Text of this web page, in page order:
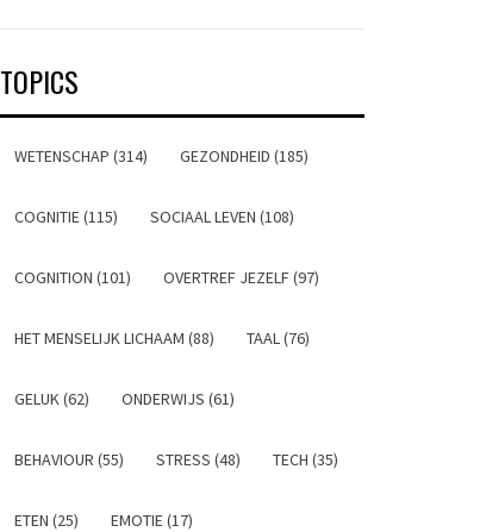
TOPICS
WETENSCHAP (314) GEZONDHEID (185)
COGNITIE (115) SOCIAAL LEVEN (108)
COGNITION (101) OVERTREF JEZELF (97)
HET MENSELIJK LICHAAM (88) TAAL (76)
GELUK (62) ONDERWIJS (61)
BEHAVIOUR (55) STRESS (48) TECH (35)
ETEN (25) EMOTIE (17)